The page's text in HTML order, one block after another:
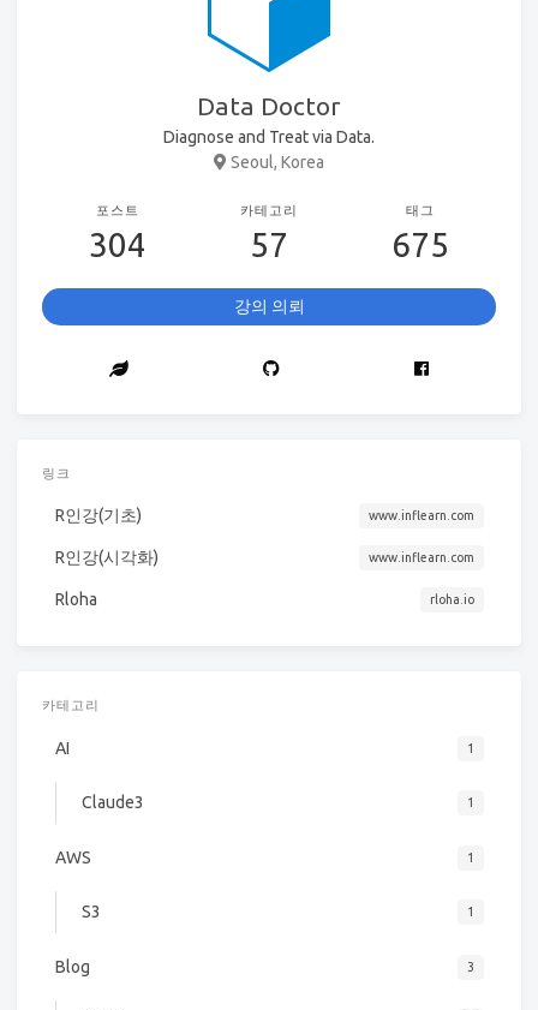
Data Doctor
Diagnose and Treat via Data.
Seoul, Korea
포스트
304
카테고리
57
태그
675
강의 의뢰
링크
R인강(기초) www.inflearn.com
R인강(시각화) www.inflearn.com
Rloha rloha.io
카테고리
AI 1
Claude3 1
AWS 1
S3 1
Blog 3